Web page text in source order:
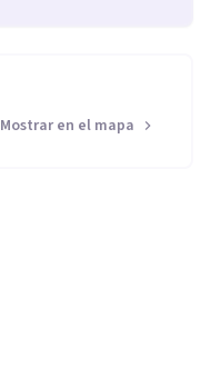
Mostrar en el mapa